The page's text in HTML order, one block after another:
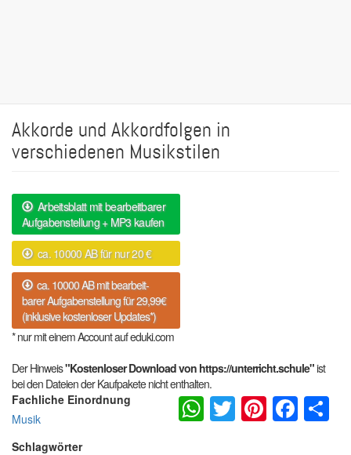
Akkorde und Akkordfolgen in
verschiedenen Musikstilen
Arbeitsblatt mit bearbeitbarer
Aufgabenstellung + MP3 kaufen
ca. 10000 AB für nur 20 €
ca. 10000 AB mit bearbeit-
barer Aufgabenstellung für 29,99€
(inklusive kostenloser Updates*)
* nur mit einem Account auf eduki.com
Der Hinweis"Kostenloser Download von https://unterricht.schule"ist
bei den Dateien der Kaufpakete nicht enthalten.
Fachliche Einordnung
Musik
Schlagwörter
WhatsApp
Twitter